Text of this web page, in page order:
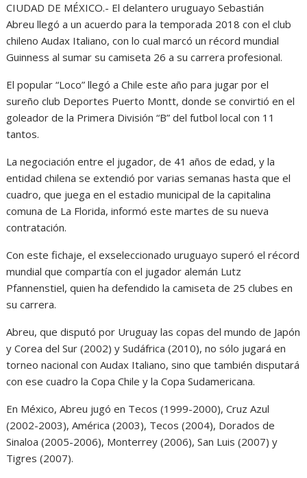
CIUDAD DE MÉXICO.- El delantero uruguayo Sebastián
Abreu llegó a un acuerdo para la temporada 2018 con el club
chileno Audax Italiano, con lo cual marcó un récord mundial
Guinness al sumar su camiseta 26 a su carrera profesional.
El popular “Loco” llegó a Chile este año para jugar por el
sureño club Deportes Puerto Montt, donde se convirtió en el
goleador de la Primera División “B” del futbol local con 11
tantos.
La negociación entre el jugador, de 41 años de edad, y la
entidad chilena se extendió por varias semanas hasta que el
cuadro, que juega en el estadio municipal de la capitalina
comuna de La Florida, informó este martes de su nueva
contratación.
Con este fichaje, el exseleccionado uruguayo superó el récord
mundial que compartía con el jugador alemán Lutz
Pfannenstiel, quien ha defendido la camiseta de 25 clubes en
su carrera.
Abreu, que disputó por Uruguay las copas del mundo de Japón
y Corea del Sur (2002) y Sudáfrica (2010), no sólo jugará en
torneo nacional con Audax Italiano, sino que también disputará
con ese cuadro la Copa Chile y la Copa Sudamericana.
En México, Abreu jugó en Tecos (1999-2000), Cruz Azul
(2002-2003), América (2003), Tecos (2004), Dorados de
Sinaloa (2005-2006), Monterrey (2006), San Luis (2007) y
Tigres (2007).